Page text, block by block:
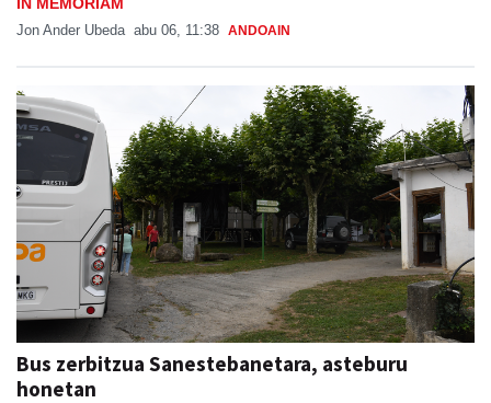
Jon Ander Ubeda abu 06, 11:38 ANDOAIN
Bus zerbitzua Sanestebanetara, asteburu
honetan